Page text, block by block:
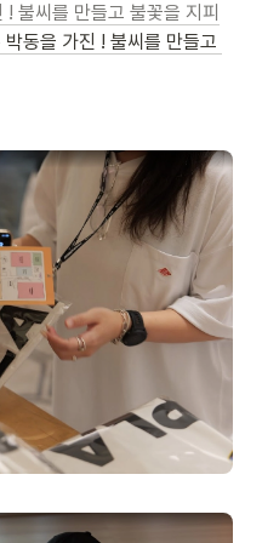
불씨를 만들고 불꽃을 지피
동을 가진 ! 불씨를 만들고